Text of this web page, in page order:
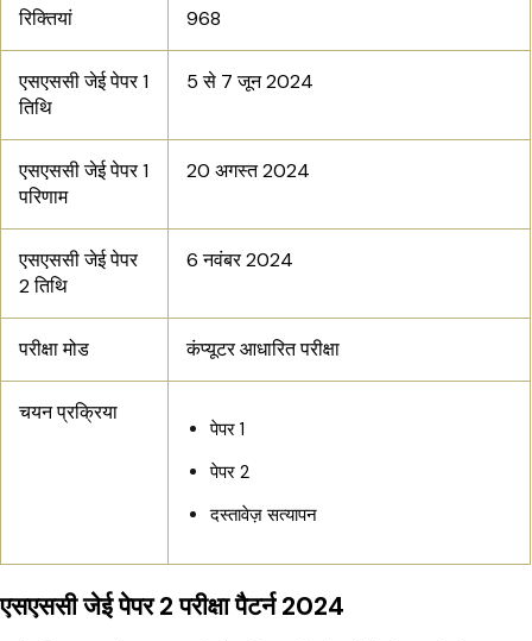
रिक्तियां 968
एसएससी जेई पेपर 1
तिथि
5 से 7 जून 2024
एसएससी जेई पेपर 1
परिणाम
20 अगस्त 2024
एसएससी जेई पेपर
2 तिथि
6 नवंबर 2024
परीक्षा मोड कंप्यूटर आधारित परीक्षा
चयन प्रक्रिया
पेपर 1
पेपर 2
दस्तावेज़ सत्यापन
एसएससी जेई पेपर 2 परीक्षा पैटर्न 2024